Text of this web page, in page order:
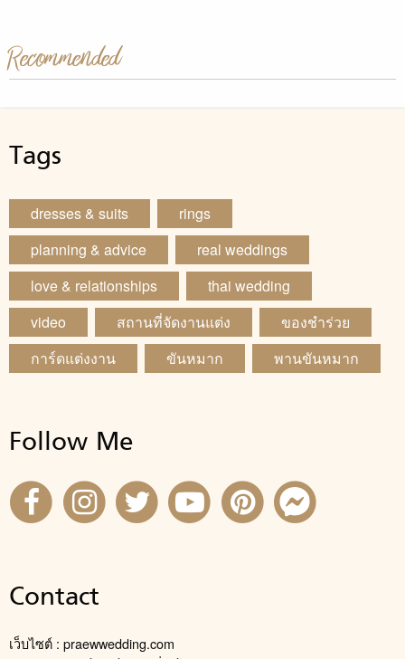
Recommended
Tags
dresses & suits
rings
planning & advice
real weddings
love & relationships
thai wedding
video
สถานที่จัดงานแต่ง
ของชำร่วย
การ์ดแต่งงาน
ขันหมาก พานขันหมาก
Follow Me
Contact
เว็บไซต์ : praewwedding.com